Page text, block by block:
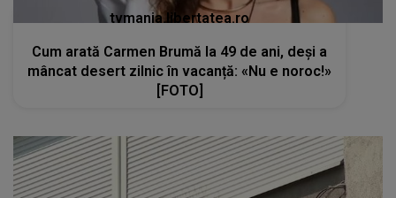
tvmania.libertatea.ro
Cum arată Carmen Brumă la 49 de ani, deși a
mâncat desert zilnic în vacanță: «Nu e noroc!»
[FOTO]